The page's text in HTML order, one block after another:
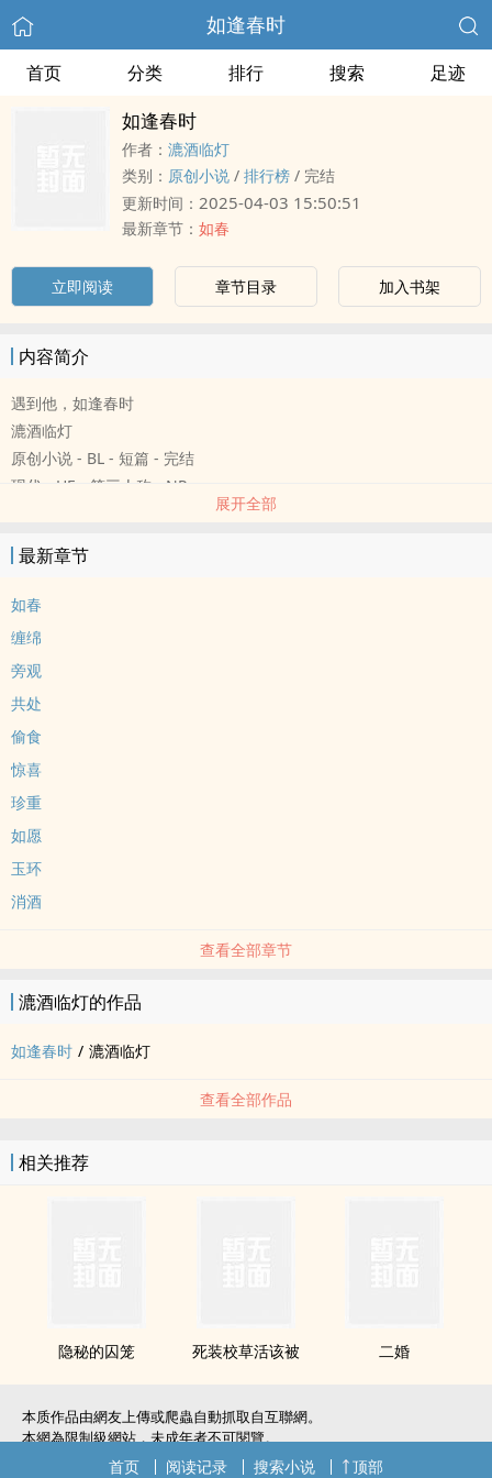
如逢春时
首页 分类 排行 搜索 足迹
如逢春时
作者： 漉酒临灯
类别： 原创小说 / 排行榜 / 完结
更新时间： 2025-04-03 15:50:51
最新章节： 如春
立即阅读 章节目录 加入书架
内容简介
遇到他，如逢春时
漉酒临灯
原创小说 - BL - 短篇 - 完结
现代 - HE - 第三人称 - NP
1v2，双性受，不是亲父子
满足xp的文，放飞自我
展开全部
最新章节
如春
缠绵
旁观
共处
偷食
惊喜
珍重
如愿
玉环
消酒
查看全部章节
漉酒临灯的作品
如逢春时 / 漉酒临灯
查看全部作品
相关推荐
隐秘的囚笼 死装校草活该被 二婚
本质作品由網友上傳或爬蟲自動抓取自互聯網。
本網為限制級網站，未成年者不可閱覽。
如無意中侵犯了您的權利，敬請聯系我們。
首页 阅读记录 搜索小说 顶部